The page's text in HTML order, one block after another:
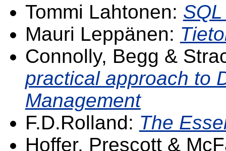
Tommi Lahtonen:
Mauri Leppänen:
Connolly, Begg &
practical approach to
Management
F.D.Rolland: The
Hoffer, Prescott &